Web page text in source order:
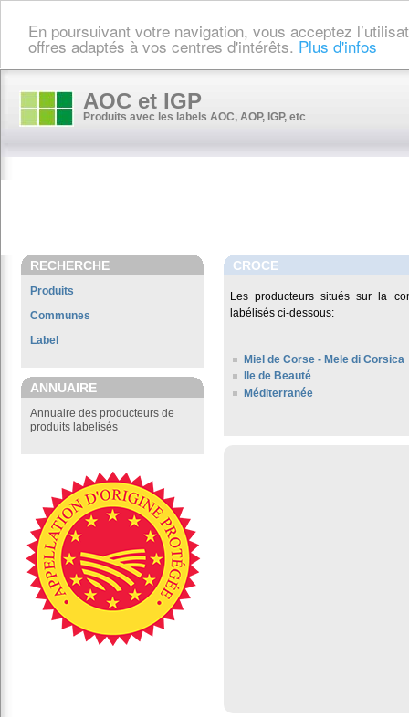
En poursuivant votre navigation, vous acceptez
offres adaptés à vos centres d'intérêts. Plus d'infos
AOC et IGP
Produits avec les labels AOC, AOP, IGP, etc
RECHERCHE
Produits
Communes
Label
ANNUAIRE
Annuaire des producteurs de
produits labelisés
CROCE
Les producteurs situés sur la
labélisés ci-dessous:
Miel de Corse - Mele di Corsica
Ile de Beauté
Méditerranée